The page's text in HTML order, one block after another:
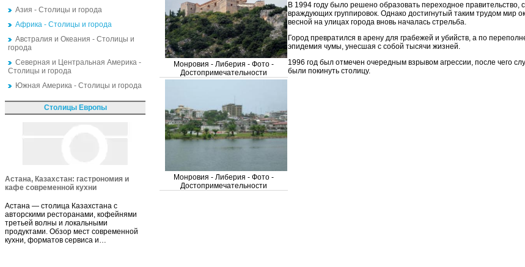
Азия - Столицы и города
Африка - Столицы и города
Австралия и Океания - Столицы и
города
Северная и Центральная Америка -
Столицы и города
Южная Америка - Столицы и города
Столицы Европы
Астана, Казахстан: гастрономия и
кафе современной кухни
Астана — столица Казахстана с
авторскими ресторанами, кофейнями
третьей волны и локальными
продуктами. Обзор мест современной
кухни, форматов сервиса и…
Монровия - Либерия - Фото -
Достопримечательности
В 1994 году было решено образовать переходное правительство,
враждующих группировок. Однако достигнутый таким трудом мир
весной на улицах города вновь началась стрельба.
Монровия - Либерия - Фото -
Достопримечательности
Город превратился в арену для грабежей и убийств, а по
эпидемия чумы, унесшая с собой тысячи жизней.
1996 год был отмечен очередным взрывом агрессии, после чего
были покинуть столицу.